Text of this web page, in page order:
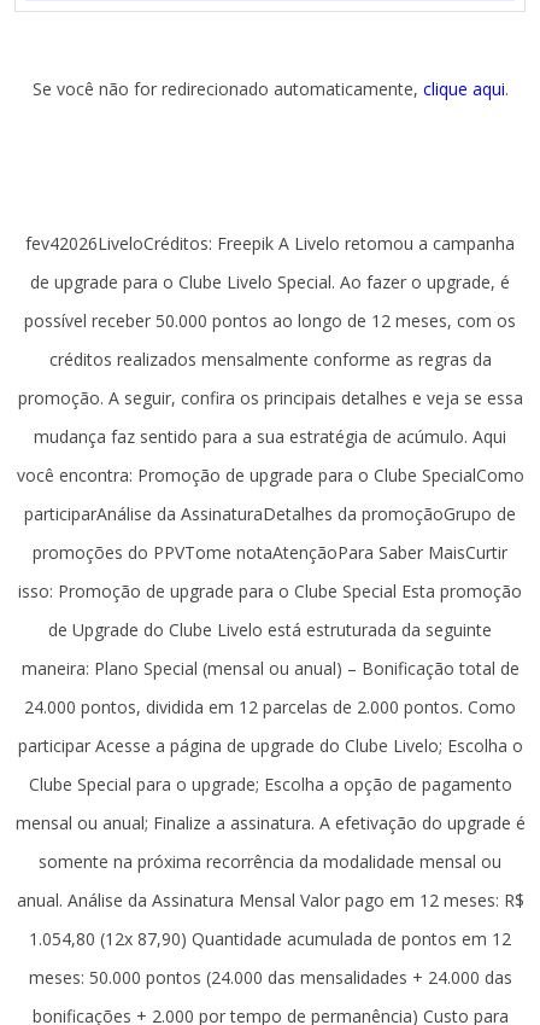
Se você não for redirecionado automaticamente, clique aqui.
fev42026LiveloCréditos: Freepik A Livelo retomou a campanha
de upgrade para o Clube Livelo Special. Ao fazer o upgrade, é
possível receber 50.000 pontos ao longo de 12 meses, com os
créditos realizados mensalmente conforme as regras da
promoção. A seguir, confira os principais detalhes e veja se essa
mudança faz sentido para a sua estratégia de acúmulo. Aqui
você encontra: Promoção de upgrade para o Clube SpecialComo
participarAnálise da AssinaturaDetalhes da promoçãoGrupo de
promoções do PPVTome notaAtençãoPara Saber MaisCurtir
isso: Promoção de upgrade para o Clube Special Esta promoção
de Upgrade do Clube Livelo está estruturada da seguinte
maneira: Plano Special (mensal ou anual) – Bonificação total de
24.000 pontos, dividida em 12 parcelas de 2.000 pontos. Como
participar Acesse a página de upgrade do Clube Livelo; Escolha o
Clube Special para o upgrade; Escolha a opção de pagamento
mensal ou anual; Finalize a assinatura. A efetivação do upgrade é
somente na próxima recorrência da modalidade mensal ou
anual. Análise da Assinatura Mensal Valor pago em 12 meses: R$
1.054,80 (12x 87,90) Quantidade acumulada de pontos em 12
meses: 50.000 pontos (24.000 das mensalidades + 24.000 das
bonificações + 2.000 por tempo de permanência) Custo para